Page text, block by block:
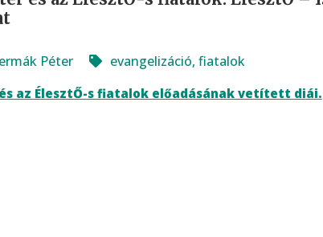
Péter evangelizáció, fiatalok
az ÉlesztŐ-s fiatalok előadásának vetített diái.